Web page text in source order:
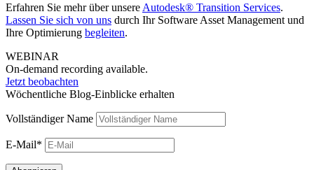
Erfahren Sie mehr über unsere Autodesk® Transition Services.
Lassen Sie sich von uns durch Ihr Software Asset Management und
Ihre Optimierung begleiten.
WEBINAR
On-demand recording available.
Jetzt beobachten
Wöchentliche Blog-Einblicke erhalten
Vollständiger Name
E-Mail*